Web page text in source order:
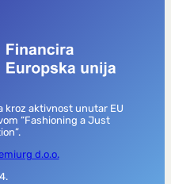
kroz aktivnost unutar EU
“Fashioning a Just
d.o.o.